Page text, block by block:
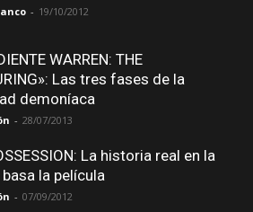
- 19/10/2012
WARREN: THE
Las tres fases de la
demoníaca
- 28/07/2013
La historia real en la
la película
- 07/09/2012